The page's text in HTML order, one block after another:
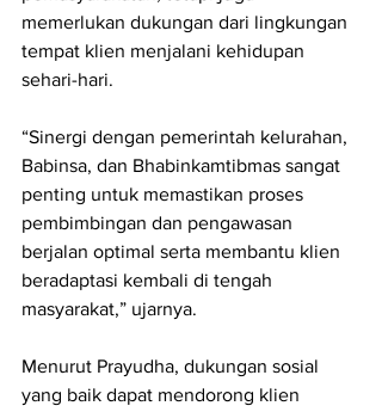
memerlukan dukungan dari lingkungan
tempat klien menjalani kehidupan
sehari-hari.
“Sinergi dengan pemerintah kelurahan,
Babinsa, dan Bhabinkamtibmas sangat
penting untuk memastikan proses
pembimbingan dan pengawasan
berjalan optimal serta membantu klien
beradaptasi kembali di tengah
masyarakat,” ujarnya.
Menurut Prayudha, dukungan sosial
yang baik dapat mendorong klien